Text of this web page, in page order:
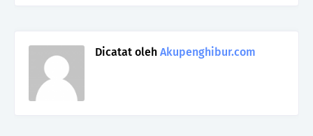
Dicatat oleh Akupenghibur.com